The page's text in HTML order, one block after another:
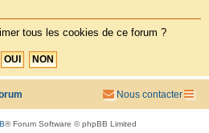
h
tous les cookies de ce forum ?
Nous contacter
® Forum Software © phpBB Limited